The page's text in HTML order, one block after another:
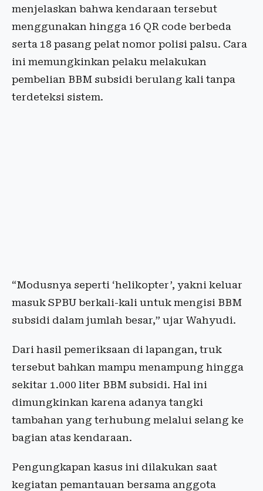
menjelaskan bahwa kendaraan tersebut
menggunakan hingga 16 QR code berbeda
serta 18 pasang pelat nomor polisi palsu. Cara
ini memungkinkan pelaku melakukan
pembelian BBM subsidi berulang kali tanpa
terdeteksi sistem.
“Modusnya seperti ‘helikopter’, yakni keluar
masuk SPBU berkali-kali untuk mengisi BBM
subsidi dalam jumlah besar,” ujar Wahyudi.
Dari hasil pemeriksaan di lapangan, truk
tersebut bahkan mampu menampung hingga
sekitar 1.000 liter BBM subsidi. Hal ini
dimungkinkan karena adanya tangki
tambahan yang terhubung melalui selang ke
bagian atas kendaraan.
Pengungkapan kasus ini dilakukan saat
kegiatan pemantauan bersama anggota